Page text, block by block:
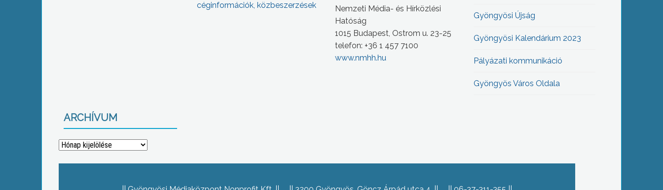
céginformációk, közbeszerzések
Nemzeti Média- és Hírközlési
Hatóság
1015 Budapest, Ostrom u. 23-25
telefon: +36 1 457 7100
www.nmhh.hu
Gyöngyösi Újság
Gyöngyösi Kalendárium 2023
Pályázati kommunikáció
Gyöngyös Város Oldala
ARCHÍVUM
Archívum